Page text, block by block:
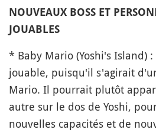
NOUVEAUX BOSS ET
JOUABLES
* Baby Mario (Yoshi's Island)
jouable, puisqu'il s'agirait
Mario. Il pourrait plutôt
autre sur le dos de Yoshi,
nouvelles capacités et de